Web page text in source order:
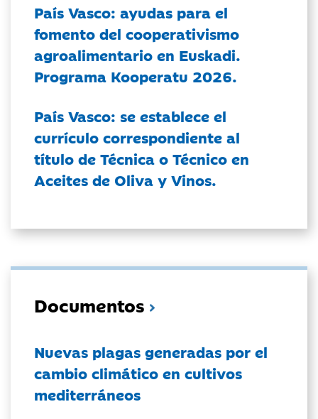
País Vasco: ayudas para el
fomento del cooperativismo
agroalimentario en Euskadi.
Programa Kooperatu 2026.
País Vasco: se establece el
currículo correspondiente al
título de Técnica o Técnico en
Aceites de Oliva y Vinos.
Documentos
Nuevas plagas generadas por el
cambio climático en cultivos
mediterráneos